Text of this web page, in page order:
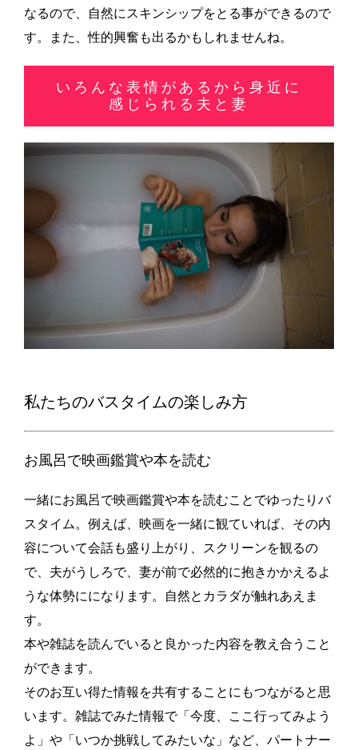
なるので、自然にスキンシップをとる事ができるので
す。また、性的興奮も出るかもしれませんね。
いろんな表情があるから身近に
感じられる夫と妻
私たちのバスタイムの楽しみ方
お風呂で映画鑑賞や本を読む
一緒にお風呂で映画鑑賞や本を読むことでゆったりバ
スタイム。例えば、映画を一緒に観ていれば、その内
容について会話も盛り上がり、スクリーンを観るの
で、夫がうしろで、妻が前で必然的に抱きかかえるよ
うな体勢にになります。自然とカラダが触れあえま
す。
本や雑誌を読んでいると良かった内容を教え合うこと
ができます。
そのお互い得た情報を共有することにもつながると思
います。雑誌でみた情報で「今度、ここ行ってみよう
よ」や「いつか挑戦してみたいな」など、パートナー